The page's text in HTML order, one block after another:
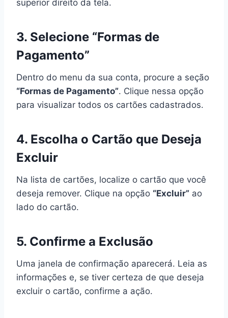
superior direito da tela.
3. Selecione “Formas de
Pagamento”
Dentro do menu da sua conta, procure a seção
“Formas de Pagamento”. Clique nessa opção
para visualizar todos os cartões cadastrados.
4. Escolha o Cartão que Deseja
Excluir
Na lista de cartões, localize o cartão que você
deseja remover. Clique na opção “Excluir” ao
lado do cartão.
5. Confirme a Exclusão
Uma janela de confirmação aparecerá. Leia as
informações e, se tiver certeza de que deseja
excluir o cartão, confirme a ação.